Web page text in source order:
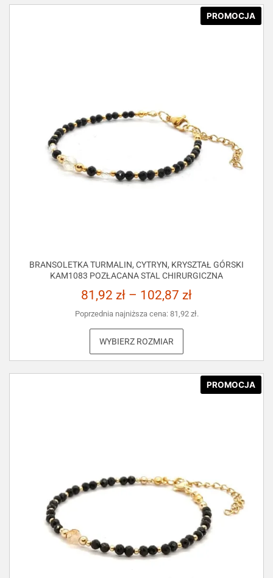
PROMOCJA
BRANSOLETKA TURMALIN, CYTRYN, KRYSZTAŁ GÓRSKI
KAM1083 POZŁACANA STAL CHIRURGICZNA
81,92 zł – 102,87 zł
Poprzednia najniższa cena: 81,92 zł.
WYBIERZ ROZMIAR
PROMOCJA